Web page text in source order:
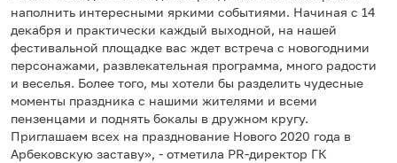
наполнить интересными яркими событиями. Начиная с 14
декабря и практически каждый выходной, на нашей
фестивальной площадке вас ждет встреча с новогодними
персонажами, развлекательная программа, много радости
и веселья. Более того, мы хотели бы разделить чудесные
моменты праздника с нашими жителями и всеми
пензенцами и поднять бокалы в дружном кругу.
Приглашаем всех на празднование Нового 2020 года в
Арбековскую заставу», - отметила PR-директор ГК